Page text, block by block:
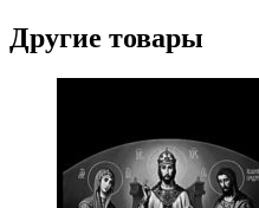
Другие товары